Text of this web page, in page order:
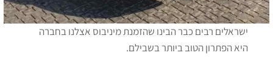
ישראלים רבים כבר הבינו שהזמנת מיניבוס אצלנו בחברה
היא הפתרון הטוב ביותר בשבילם.